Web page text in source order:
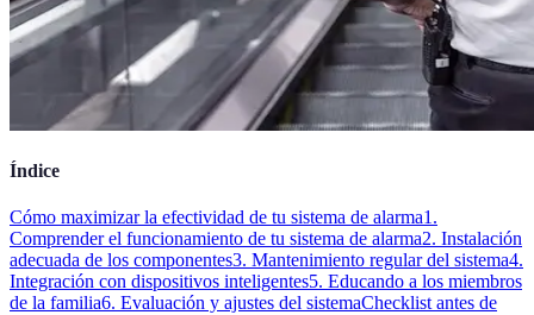
Índice
Cómo maximizar la efectividad de tu sistema de alarma1.
Comprender el funcionamiento de tu sistema de alarma2. Instalación
adecuada de los componentes3. Mantenimiento regular del sistema4.
Integración con dispositivos inteligentes5. Educando a los miembros
de la familia6. Evaluación y ajustes del sistemaChecklist antes de